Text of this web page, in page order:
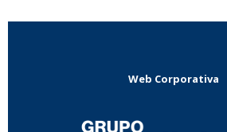
Web Corporativa